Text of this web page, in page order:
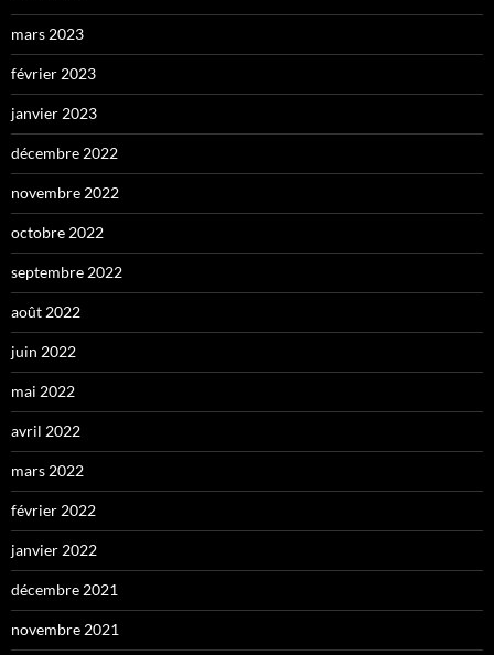
mars 2023
février 2023
janvier 2023
décembre 2022
novembre 2022
octobre 2022
septembre 2022
août 2022
juin 2022
mai 2022
avril 2022
mars 2022
février 2022
janvier 2022
décembre 2021
novembre 2021